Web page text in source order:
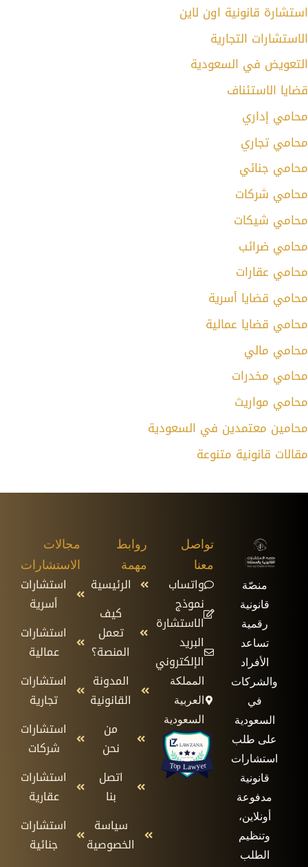
استشارة قانونية اون لاين
الاستشارات التجارية
التعويض في السعودية
قضايا الاستئناف
محامي إداري
محامي تجاري
محامي جنائي
محامي شركات
محامي شيكات
محامي ضرائب
محامي عقارات
محامي قضايا أسرية
محامي قضايا عمالية
محامي مالي
محامي مخدرات
محامي مواريث
محامين معتمدين في السعودية
مقالات قانونية متنوعة
منصّة
قانونية
رقمية
تساعد
الأفراد
والشركات
في
السعودية
على طلب
استشارات
قانونية
مدفوعة
أونلاين،
وتنظيم
الطلب
روابط
مهمة
الرئيسية
كيف
تعمل
المنصة؟
المدونة
القانونية
من
نحن
اتصل
بنا
سياسة
الخصوصية
مجالات
الاستشارات
استشارات
أسرية
استشارات
عمالية
استشارات
تجارية
استشارات
شركات
استشارات
عقارية
استشارات
جنائية
تواصل
معنا
واتساب
نموذج
الاستشارة
البريد
الإلكتروني
المملكة
العربية
السعودية